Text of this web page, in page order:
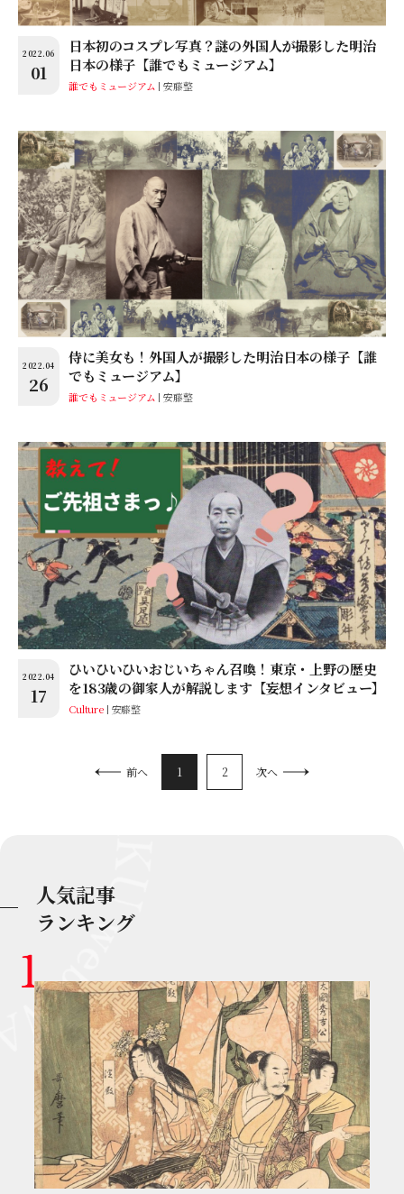
2022.06
01
日本初のコスプレ写真？謎の外国人が撮影した明治
日本の様子【誰でもミュージアム】
誰でもミュージアム 安藤整
2022.04
26
侍に美女も！外国人が撮影した明治日本の様子【誰
でもミュージアム】
誰でもミュージアム 安藤整
2022.04
17
ひいひいひいおじいちゃん召喚！東京・上野の歴史
を183歳の御家人が解説します【妄想インタビュー】
Culture 安藤整
前へ 1 2 次へ
人気記事
ランキング